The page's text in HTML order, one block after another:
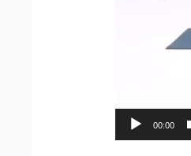
00:00